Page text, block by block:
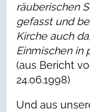
räuberischen
gefasst und
Kirche auch
Einmischen in
(aus Bericht
24.06.1998)
Und aus